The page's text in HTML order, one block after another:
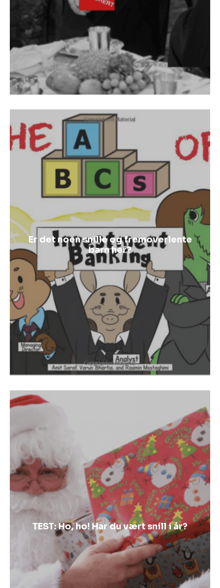
Er det noen snille og fremoverlente
barn her?
TEST: Ho, ho! Har du vært snill i år?